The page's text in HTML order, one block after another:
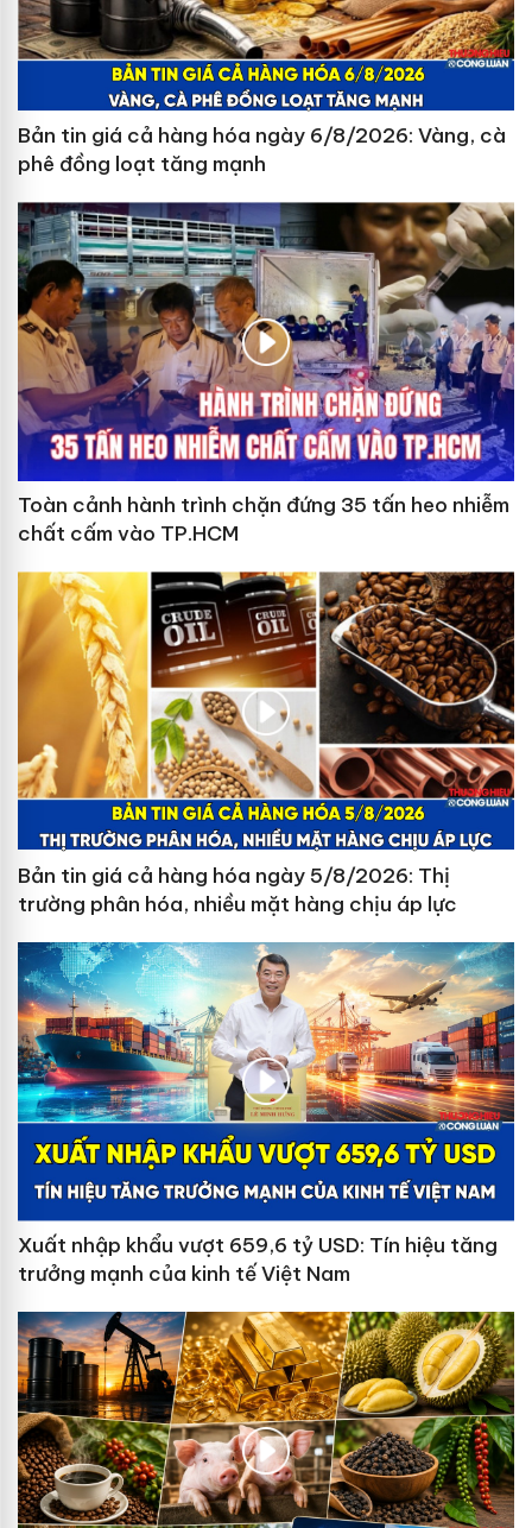
Bản tin giá cả hàng hóa ngày 6/8/2026: Vàng, cà
phê đồng loạt tăng mạnh
Toàn cảnh hành trình chặn đứng 35 tấn heo nhiễm
chất cấm vào TP.HCM
Bản tin giá cả hàng hóa ngày 5/8/2026: Thị
trường phân hóa, nhiều mặt hàng chịu áp lực
Xuất nhập khẩu vượt 659,6 tỷ USD: Tín hiệu tăng
trưởng mạnh của kinh tế Việt Nam